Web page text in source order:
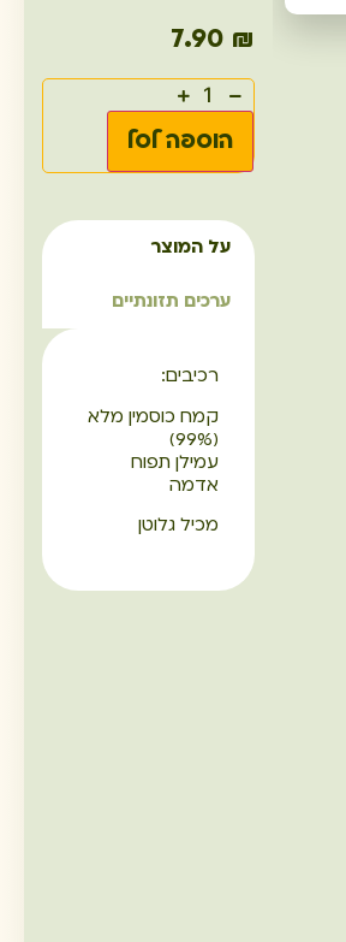
7.90 ₪
הוספה לסל
על המוצר
ערכים תזונתיים
רכיבים:
קמח כוסמין מלא
(99%)
עמילן תפוח
אדמה
מכיל גלוטן